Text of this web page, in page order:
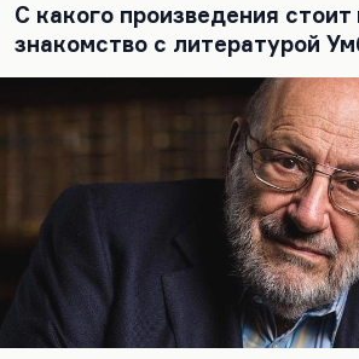
С какого произведения стоит
знакомство с литературой